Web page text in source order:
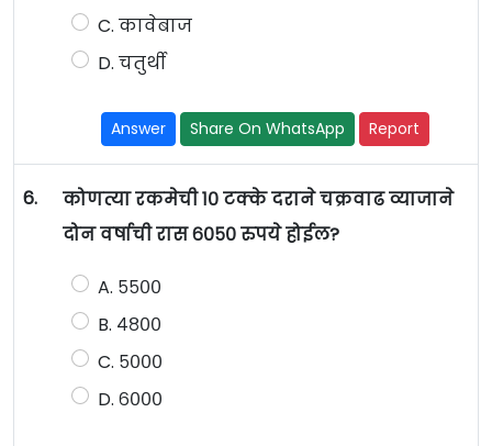
C. कावेबाज
D. चतुर्थी
Answer Share On WhatsApp Report
6.
कोणत्या रकमेची १० टक्के दराने चक्रवाढ व्याजाने
दोन वर्षाची रास ६०५० रुपये होईल?
A. ५५००
B. ४८००
C. ५०००
D. ६०००